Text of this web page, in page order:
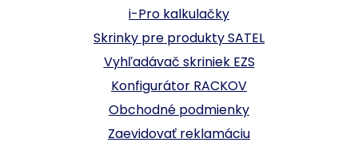
i-Pro kalkulačky
Skrinky pre produkty SATEL
Vyhľadávač skriniek EZS
Konfigurátor RACKOV
Obchodné podmienky
Zaevidovať reklamáciu